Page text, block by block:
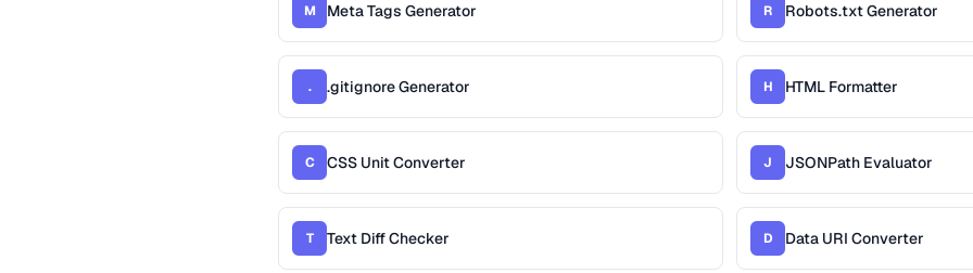
M Meta Tags Generator R Robots.txt Generator
. .gitignore Generator H HTML Formatter
C CSS Unit Converter J JSONPath Evaluator
T Text Diff Checker D Data URI Converter